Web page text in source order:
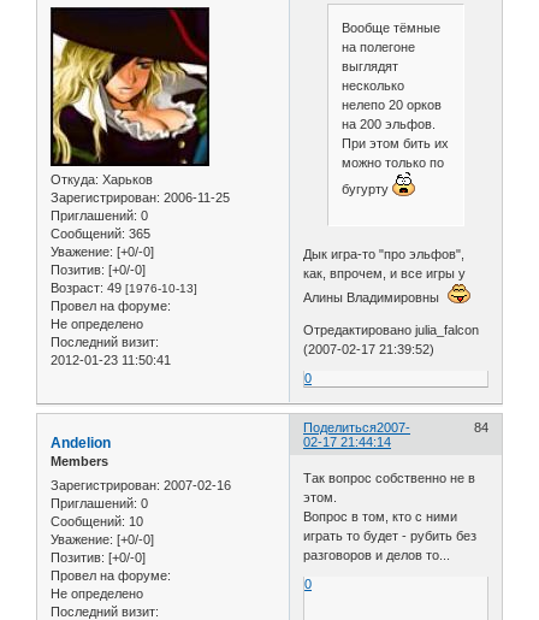
Откуда: Харьков
Зарегистрирован: 2006-11-25
Приглашений: 0
Сообщений: 365
Уважение: [+0/-0]
Позитив: [+0/-0]
Возраст: 49 [1976-10-13]
Провел на форуме:
Не определено
Последний визит:
2012-01-23 11:50:41
Вообще тёмные
на полегоне
выглядят
несколько
нелепо 20 орков
на 200 эльфов.
При этом бить их
можно только по
бугурту
Дык игра-то "про эльфов",
как, впрочем, и все игры у
Алины Владимировны
Отредактировано julia_falcon
(2007-02-17 21:39:52)
0
Поделиться 84
2007-
02-17 21:44:14
Andelion
Members
Зарегистрирован: 2007-02-16
Приглашений: 0
Сообщений: 10
Уважение: [+0/-0]
Позитив: [+0/-0]
Провел на форуме:
Не определено
Последний визит:
Так вопрос собственно не в
этом.
Вопрос в том, кто с ними
играть то будет - рубить без
разговоров и делов то...
0